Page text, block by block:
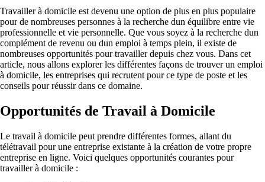
Travailler à domicile est devenu une option de plus en plus populaire
pour de nombreuses personnes à la recherche dun équilibre entre vie
professionnelle et vie personnelle. Que vous soyez à la recherche dun
complément de revenu ou dun emploi à temps plein, il existe de
nombreuses opportunités pour travailler depuis chez vous. Dans cet
article, nous allons explorer les différentes façons de trouver un emploi
à domicile, les entreprises qui recrutent pour ce type de poste et les
conseils pour réussir dans ce domaine.
Opportunités de Travail à Domicile
Le travail à domicile peut prendre différentes formes, allant du
télétravail pour une entreprise existante à la création de votre propre
entreprise en ligne. Voici quelques opportunités courantes pour
travailler à domicile :